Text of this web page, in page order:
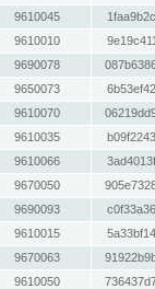
9610045
9610010
9690078
9650073
9610070
9610035
9610066
9670050
9690093
9610015
9670063
9610050